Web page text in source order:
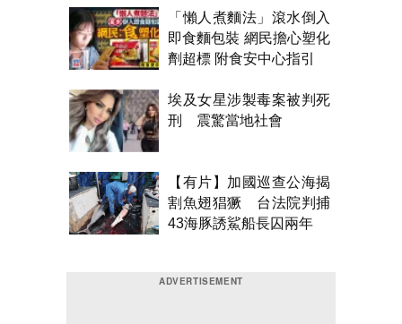
「懶人煮麵法」滾水倒入
即食麵包裝 網民擔心塑化
劑超標 附食安中心指引
埃及女星涉製毒案被判死
刑 震驚當地社會
【有片】加國巡查公海揭
割魚翅猖獗 台法院判捕
43海豚誘鯊船長囚兩年